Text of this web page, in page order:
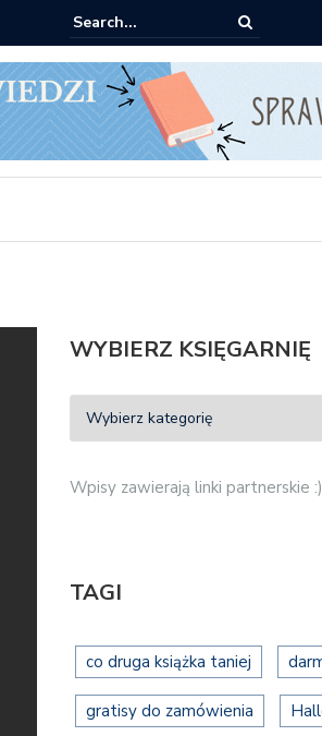
Znak: książki od 2,90 zł do zamówienia
WYBIERZ KSIĘGARNIĘ
Wpisy zawierają linki partnerskie :)
TAGI
co druga książka taniej
gratisy do zamówienia